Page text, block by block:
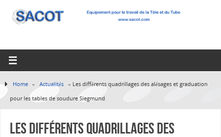
Home » Actualités » Les différents quadrillages des alésages et graduation
pour les tables de soudure Siegmund
Les différents quadrillages des